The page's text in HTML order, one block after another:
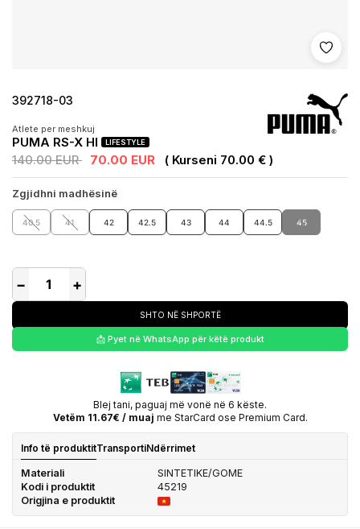
Shto
392718-03
Atlete per meshkuj
PUMA RS-X HI LIFESTYLE
140.00 EUR 70.00 EUR ( Kurseni 70.00 € )
Zgjidhni madhësinë
40.5 41 42 42.5 43 44 44.5 45
− +
SHTO NË SHPORTË
📩 Pyet në WhatsApp për këtë produkt
Blej tani, paguaj më vonë në 6 këste.
Vetëm 11.67€ / muaj me StarCard ose Premium Card.
Info të produktitTransportiNdërrimet
Materiali
SINTETIKE/GOME
Kodi i produktit
45219
Origjina e produktit